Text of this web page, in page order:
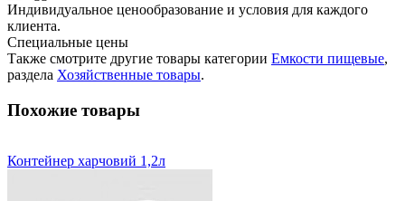
Индивидуальное ценообразование и условия для каждого
клиента.
Специальные цены
Также смотрите другие товары категории Емкости пищевые,
раздела Хозяйственные товары.
Похожие товары
Контейнер харчовий 1,2л